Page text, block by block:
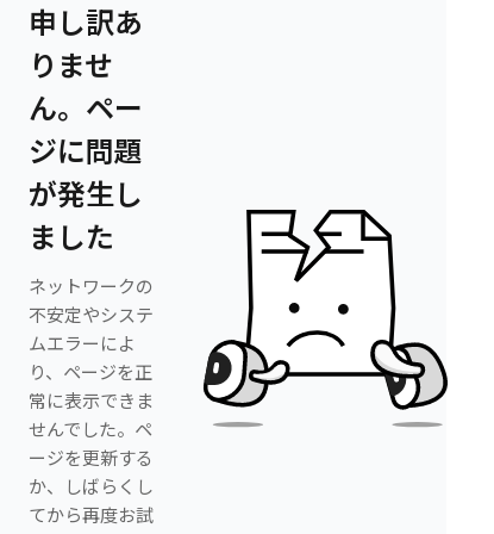
申し訳あ
りませ
ん。ペー
ジに問題
が発生し
ました
ネットワークの
不安定やシステ
ムエラーによ
り、ページを正
常に表示できま
せんでした。ペ
ージを更新する
か、しばらくし
てから再度お試